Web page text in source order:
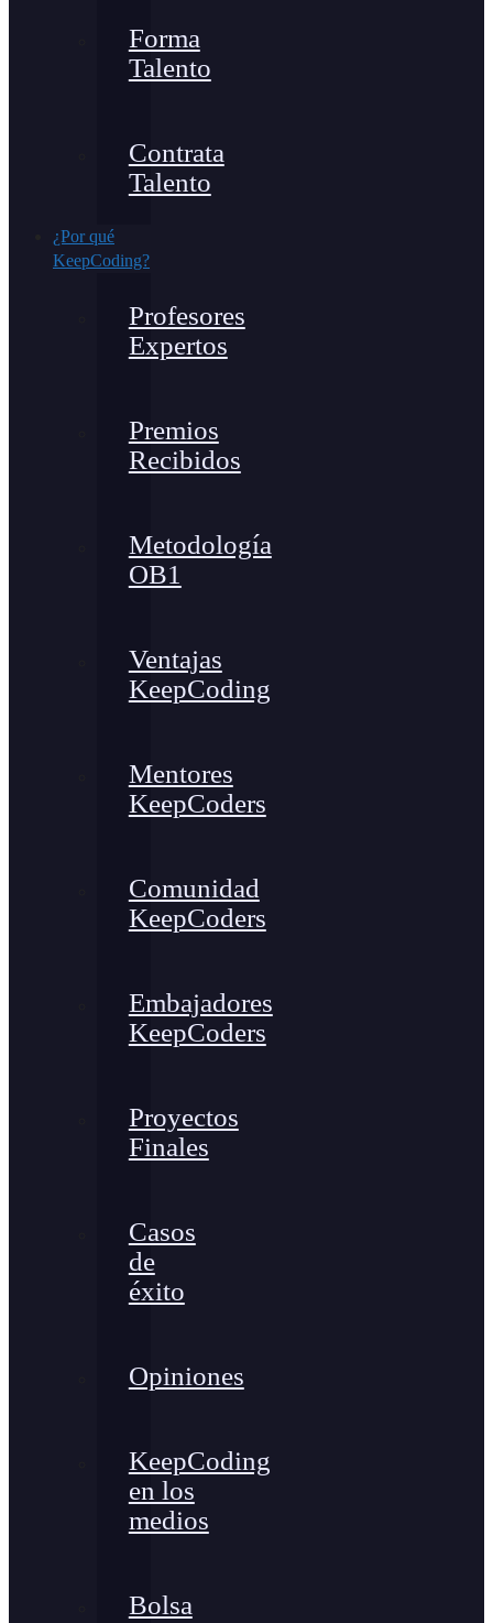
Forma
Talento
Contrata
Talento
¿Por qué
KeepCoding?
Profesores
Expertos
Premios
Recibidos
Metodología
OB1
Ventajas
KeepCoding
Mentores
KeepCoders
Comunidad
KeepCoders
Embajadores
KeepCoders
Proyectos
Finales
Casos
de
éxito
Opiniones
KeepCoding
en los
medios
Bolsa